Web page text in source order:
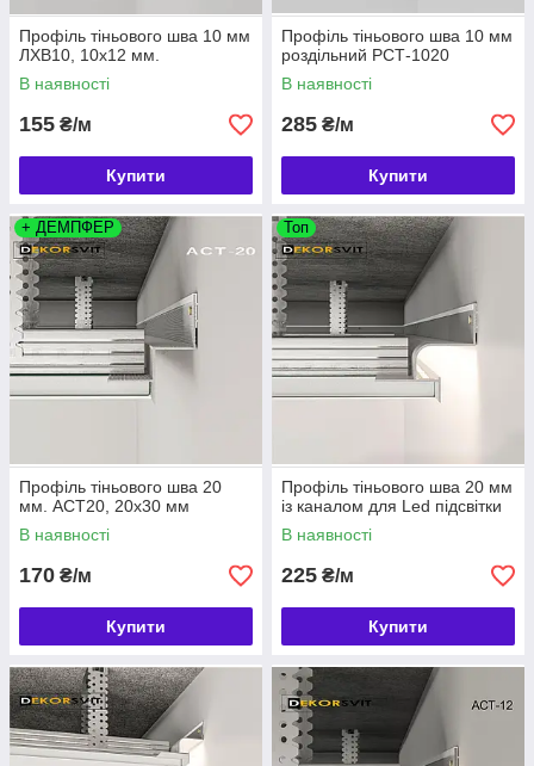
Профіль тіньового шва 10 мм
ЛХВ10, 10х12 мм.
В наявності
155 ₴/м
Купити
Профіль тіньового шва 10 мм
роздільний РСТ-1020
В наявності
285 ₴/м
Купити
+ ДЕМПФЕР
Профіль тіньового шва 20
мм. АСТ20, 20х30 мм
В наявності
170 ₴/м
Купити
Топ
Профіль тіньового шва 20 мм
із каналом для Led підсвітки
В наявності
225 ₴/м
Купити